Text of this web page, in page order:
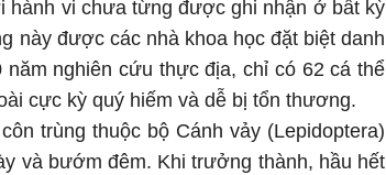
hành vi chưa từng được ghi nhận ở bất kỳ
này được các nhà khoa học đặt biệt danh
năm nghiên cứu thực địa, chỉ có 62 cá thể
cực kỳ quý hiếm và dễ bị tổn thương.
trùng thuộc bộ Cánh vảy (Lepidoptera)
và bướm đêm. Khi trưởng thành, hầu hết